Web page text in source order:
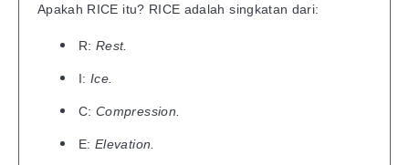
Apakah RICE itu? RICE adalah singkatan dari:
R:Rest.
I:Ice.
C:Compression.
E:Elevation.